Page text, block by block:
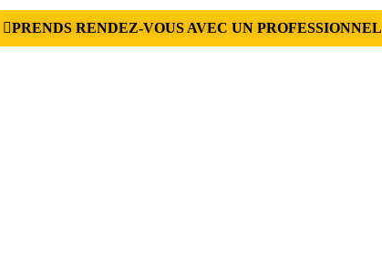
PRENDS RENDEZ-VOUS AVEC UN PROFESSIONNEL